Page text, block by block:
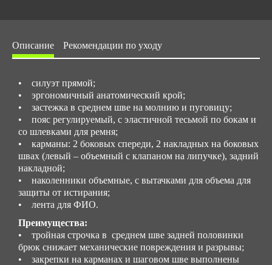
194 до 200
Описание Рекомендации по уходу
• силуэт прямой;
• эргономичный анатомический крой;
• застежка в среднем шве на молнию и пуговицу;
• пояс регулируемый, с эластичной тесьмой по бокам и
со шлевками для ремня;
• карманы: 2 боковых спереди, 2 накладных на боковых
швах (левый – объемный с клапаном на липучке), задний
накладной;
• наколенники объемные, с вытачками для объема для
защиты от истирания;
• лента для ФИО.
Преимущества:
• тройная строчка в среднем шве задней половинки
брюк снижает механические повреждения и разрывы;
• закрепки на карманах и шаговом шве выполнены